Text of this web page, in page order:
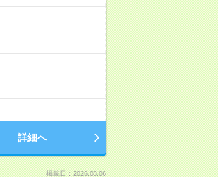
詳細へ
掲載日：2026.08.06